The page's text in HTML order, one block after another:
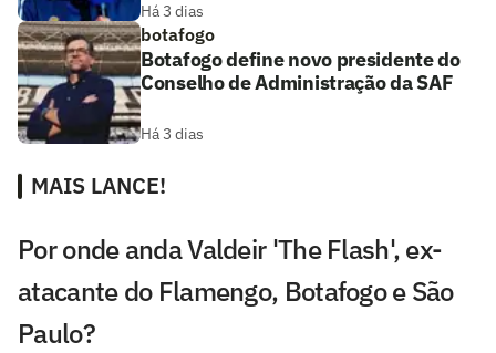
Há 3 dias
botafogo
Botafogo define novo presidente do
Conselho de Administração da SAF
Há 3 dias
MAIS LANCE!
Por onde anda Valdeir 'The Flash', ex-
atacante do Flamengo, Botafogo e São
Paulo?